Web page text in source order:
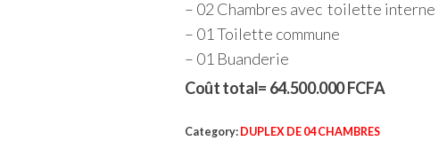
– 02 Chambres avec toilette interne
– 01 Toilette commune
– 01 Buanderie
Coût total= 64.500.000 FCFA
Category: DUPLEX DE 04 CHAMBRES